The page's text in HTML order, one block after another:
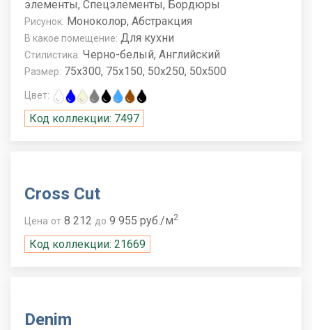
элементы, Спецэлементы, Бордюры
Рисунок: Моноколор, Абстракция
В какое помещение: Для кухни
Стилистика: Черно-белый, Английский
Размер: 75x300, 75x150, 50x250, 50x500
Цвет:
Код коллекции: 7497
Cross Cut
Цена от 8 212 до 9 955 руб./м2
Код коллекции: 21669
Denim